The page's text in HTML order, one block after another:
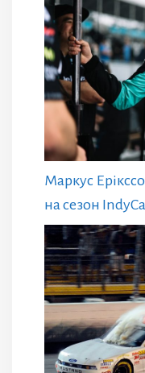
Маркус
на сезон